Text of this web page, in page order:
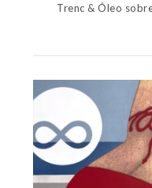
Trenc & Óleo